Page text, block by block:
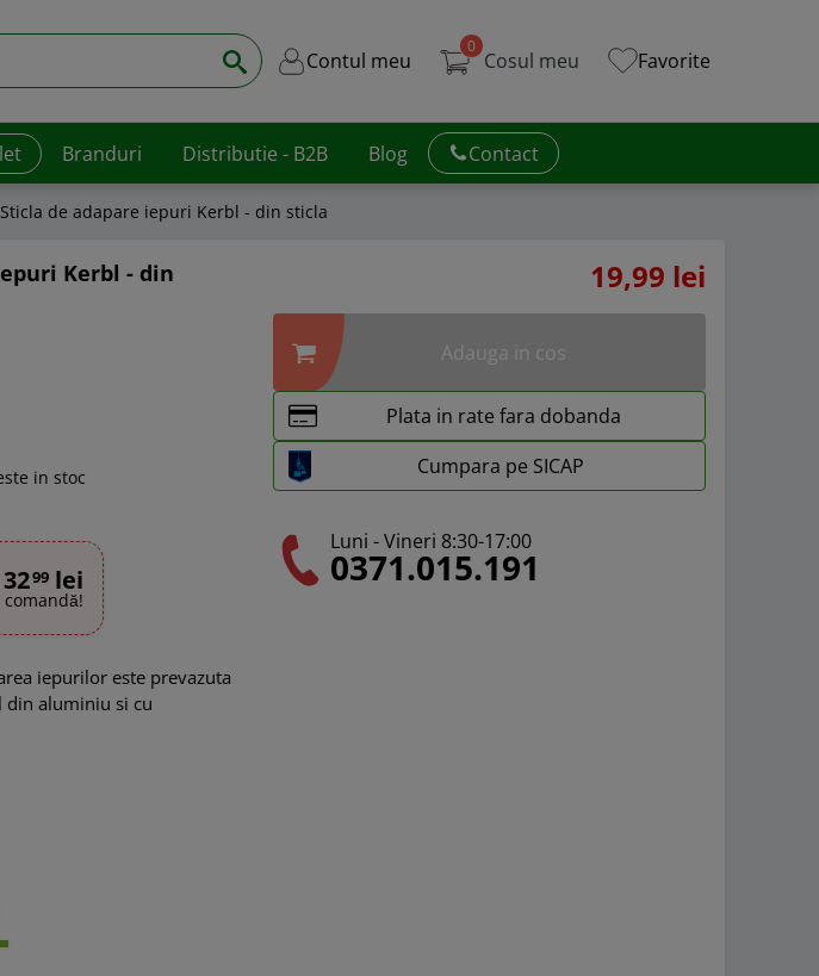
Contul meu
0
Cosul meu Favorite
Branduri Distributie - B2B Blog Contact
Sticla de adapare iepuri Kerbl - din sticla
Kerbl - din
in stoc
99lei
iepurilor este prevazuta
din aluminiu si cu
19,99 lei
Adauga in cos
Plata in rate fara dobanda
Cumpara pe SICAP
Luni - Vineri 8:30-17:00
0371.015.191